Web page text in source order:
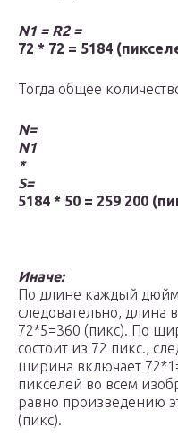
N1 = R2 =
72 * 72 = 5184
Тогда общее
N=
N1
*
S=
5184 * 50 = 259 200
Иначе:
По длине каждый дюйм
следовательно, длина
72*5=360 (пикс). По
состоит из 72 пикс.,
ширина включает
пикселей во всем
равно произведению
(пикс).